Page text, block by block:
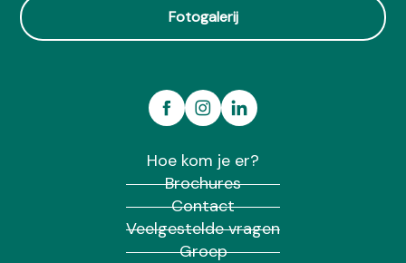
Fotogalerij
Hoe kom je er?
Brochures
Contact
Veelgestelde vragen
Groep